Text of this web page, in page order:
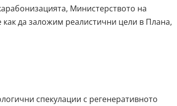
Министерството на
да заложим реалистични цели в Плана,
спекулации с регенеративното